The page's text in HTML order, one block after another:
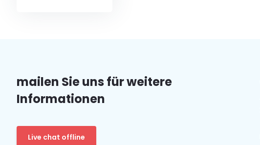
mailen Sie uns für weitere
Informationen
Live chat offline